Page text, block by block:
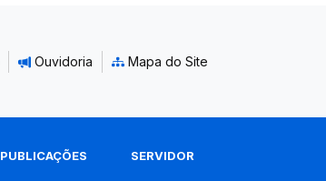
Ouvidoria Mapa do Site
PUBLICAÇÕES SERVIDOR